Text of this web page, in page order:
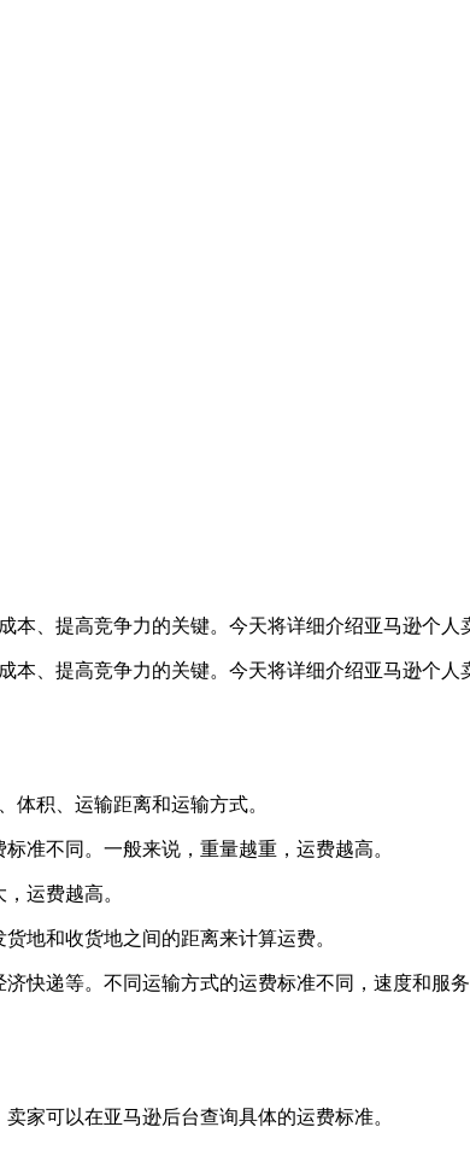
、提高竞争力的关键。今天将详细介绍亚马逊个
、提高竞争力的关键。今天将详细介绍亚马逊个
体积、运输距离和运输方式。
准不同。一般来说，重量越重，运费越高。
运费越高。
地和收货地之间的距离来计算运费。
快递等。不同运输方式的运费标准不同，速度和服
家可以在亚马逊后台查询具体的运费标准。